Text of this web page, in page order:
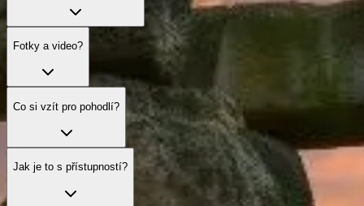
Fotky a video?
Co si vzít pro pohodlí?
Jak je to s přístupností?